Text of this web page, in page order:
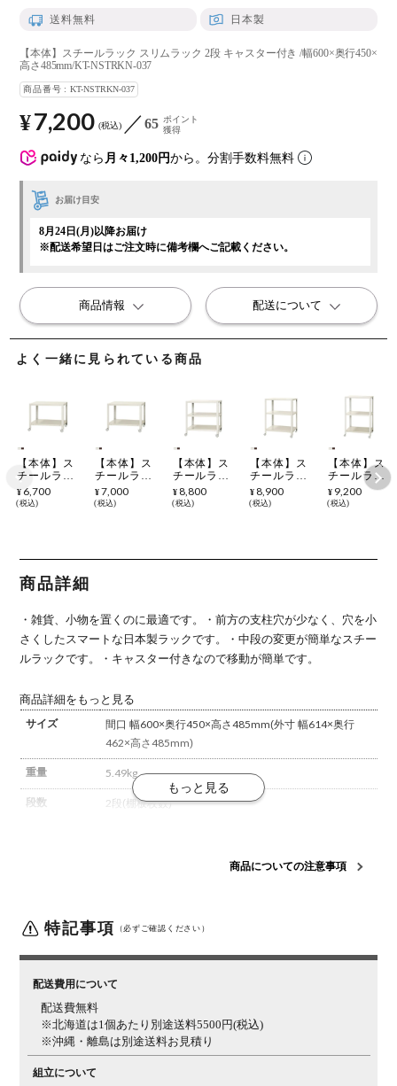
よく一緒に見られている商品
【本体】ス
チールラッ
ク スリムラ
ック 2段 キ
485mm/KT-
NSTRKN-
034
¥ 6,700
税込
【本体】ス
チールラッ
ク スリムラ
ック 2段 キ
485mm/KT-
¥7,000
税込
【本体】ス
チールラッ
ク スリムラ
ック 3段 キ
635mm/KT-
¥ 8,800
税込
【本体】ス
チールラッ
ク スリムラ
ック 3段 キ
785mm/KT-
¥ 8,900
税込
【本体】ス
チールラッ
ク スリムラ
ック 3段 キ
935mm/KT-
¥ 9,200
税込
商品詳細
・雑貨、小物を置くのに最適です。
・前方の支柱穴が少なく、穴を小
さくしたスマートな日本製ラックです。
・中段の変更が簡単なスチー
ルラックです。
・キャスター付きなので移動が簡単です。
商品詳細をもっと見る
サイズ
間口 幅600×奥行450×高さ485mm(外寸 幅614×奥行
462×高さ485mm)
重量 5.49kg
段数 2段(棚板枚数)
(最上段の棚板には、荷物をのせないで下さい)
機能 キャスター付き
付属組立工具 メガネスパナ10mm、キャスタースパナ10mm
生産国
商品についての注意事項
特記事項 （必ずご確認ください）
配送費用について
配送費無料
※北海道は1個あたり別途送料5500円(税込)
※沖縄・離島は別途送料お見積り
組立について
送料無料 日本製
【本体】スチールラック スリムラック 2段 キャスター付き /幅600×奥行450×
高さ485mm/KT-NSTRKN-037
商品番号 KT-NSTRKN-037
なら 月々1,200円から。分割手数料無料
¥7,200 税込 65 ポイント
獲得
お届け目安
8月24日(月)以降お届け
※配送希望日はご注文時に備考欄へご記載ください。
商品情報 配送について